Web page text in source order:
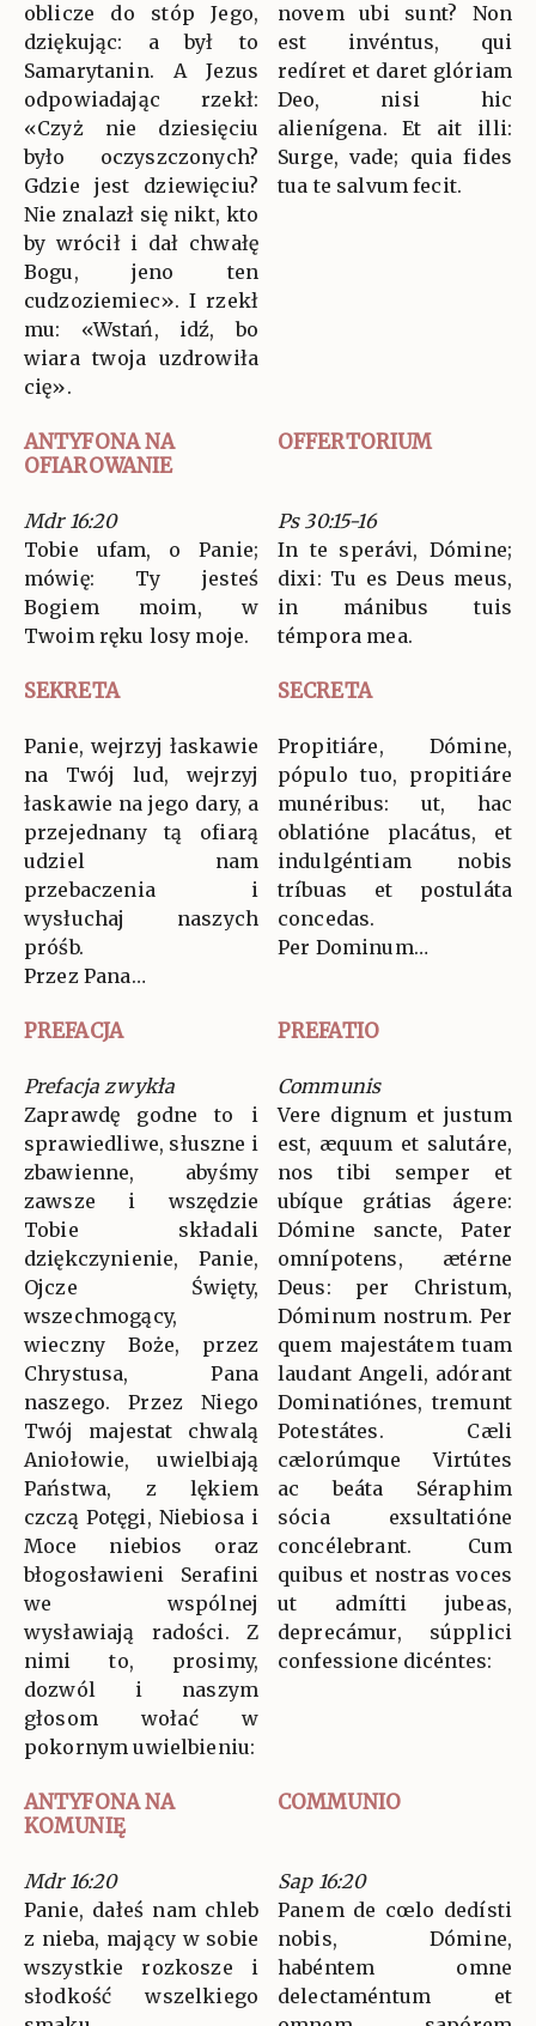
oblicze do stóp Jego,
dziękując: a był to
Samarytanin. A Jezus
odpowiadając rzekł:
«Czyż nie dziesięciu
było oczyszczonych?
Gdzie jest dziewięciu?
Nie znalazł się nikt, kto
by wrócił i dał chwałę
Bogu, jeno ten
cudzoziemiec». I rzekł
mu: «Wstań, idź, bo
wiara twoja uzdrowiła
cię».
novem ubi sunt? Non
est invéntus, qui
redíret et daret glóriam
Deo, nisi hic
alienígena. Et ait illi:
Surge, vade; quia fides
tua te salvum fecit.
ANTYFONA NA
OFIAROWANIE
OFFERTORIUM
Mdr 16:20
Tobie ufam, o Panie;
mówię: Ty jesteś
Bogiem moim, w
Twoim ręku losy moje.
Ps 30:15-16
In te sperávi, Dómine;
dixi: Tu es Deus meus,
in mánibus tuis
témpora mea.
SEKRETA SECRETA
Panie, wejrzyj łaskawie
na Twój lud, wejrzyj
łaskawie na jego dary, a
przejednany tą ofiarą
udziel nam
przebaczenia i
wysłuchaj naszych
próśb.
Przez Pana…
Propitiáre, Dómine,
pópulo tuo, propitiáre
munéribus: ut, hac
oblatióne placátus, et
indulgéntiam nobis
tríbuas et postuláta
concedas.
Per Dominum…
PREFACJA PREFATIO
Prefacja zwykła
Zaprawdę godne to i
sprawiedliwe, słuszne i
zbawienne, abyśmy
zawsze i wszędzie
Tobie składali
dziękczynienie, Panie,
Ojcze Święty,
wszechmogący,
wieczny Boże, przez
Chrystusa, Pana
naszego. Przez Niego
Twój majestat chwalą
Aniołowie, uwielbiają
Państwa, z lękiem
czczą Potęgi, Niebiosa i
Moce niebios oraz
błogosławieni Serafini
we wspólnej
wysławiają radości. Z
nimi to, prosimy,
dozwól i naszym
głosom wołać w
pokornym uwielbieniu:
Communis
Vere dignum et justum
est, æquum et salutáre,
nos tibi semper et
ubíque grátias ágere:
Dómine sancte, Pater
omnípotens, ætérne
Deus: per Christum,
Dóminum nostrum. Per
quem majestátem tuam
laudant Angeli, adórant
Dominatiónes, tremunt
Potestátes. Cæli
cælorúmque Virtútes
ac beáta Séraphim
sócia exsultatióne
concélebrant. Cum
quibus et nostras voces
ut admítti jubeas,
deprecámur, súpplici
confessione dicéntes:
ANTYFONA NA
KOMUNIĘ
COMMUNIO
Mdr 16:20
Panie, dałeś nam chleb
z nieba, mający w sobie
wszystkie rozkosze i
słodkość wszelkiego
Sap 16:20
Panem de cœlo dedísti
nobis, Dómine,
habéntem omne
delectaméntum et